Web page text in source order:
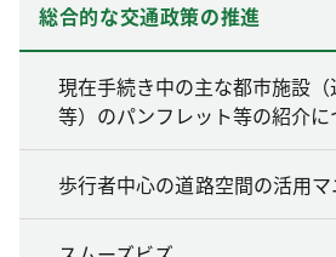
総合的な交通政策の推進
現在手続き中の主な都市施設
等）のパンフレット等の紹介に
歩行者中心の道路空間の活用